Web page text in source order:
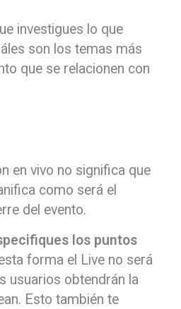
investigues lo que
son los temas más
que se relacionen con
en vivo no significa que
como será el
del evento.
los puntos
forma el Live no será
usuarios obtendrán la
Esto también te